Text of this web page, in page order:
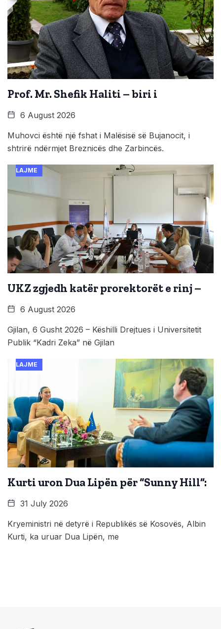
Prof. Mr. Shefik Haliti – biri i
6 August 2026
Muhovci është një fshat i Malësisë së Bujanocit, i
shtrirë ndërmjet Breznicës dhe Zarbincës.
LAJME
UKZ zgjedh katër prorektorët e rinj –
6 August 2026
Gjilan, 6 Gusht 2026 – Këshilli Drejtues i Universitetit
Publik “Kadri Zeka” në Gjilan
LAJME
Kurti uron Dua Lipën për “Sunny Hill”:
31 July 2026
Kryeministri në detyrë i Republikës së Kosovës, Albin
Kurti, ka uruar Dua Lipën, me